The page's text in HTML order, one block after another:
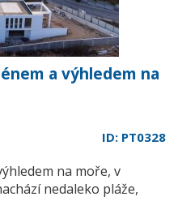
a výhledem na
ID: PT0328
na moře, v
nedaleko pláže,